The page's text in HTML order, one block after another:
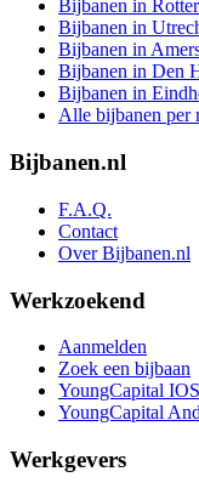
Bijbanen in
Bijbanen in
Bijbanen in
Bijbanen in Den
Bijbanen in
Alle bijbanen per
Bijbanen.nl
F.A.Q.
Contact
Over Bijbanen.nl
Werkzoekend
Aanmelden
Zoek een bijbaan
YoungCapital
YoungCapital
Werkgevers